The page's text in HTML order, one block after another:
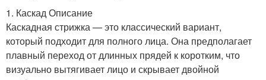
1. Каскад Описание
Каскадная стрижка — это классический вариант,
который подходит для полного лица. Она предполагает
плавный переход от длинных прядей к коротким, что
визуально вытягивает лицо и скрывает двойной